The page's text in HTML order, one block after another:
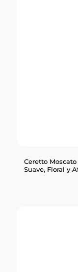
Ceretto Moscato
Suave, Floral y